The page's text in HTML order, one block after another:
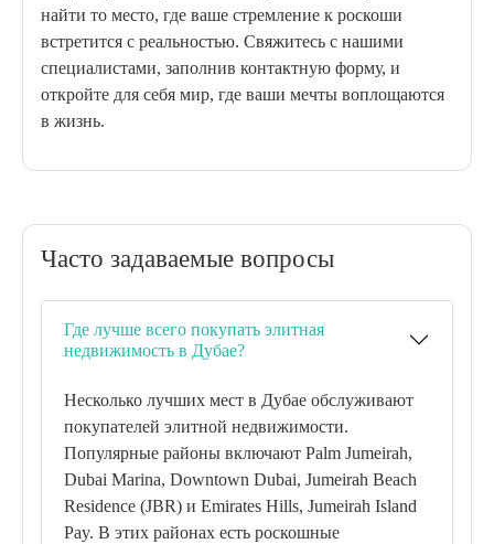
найти то место, где ваше стремление к роскоши
встретится с реальностью. Свяжитесь с нашими
специалистами, заполнив контактную форму, и
откройте для себя мир, где ваши мечты воплощаются
в жизнь.
Часто задаваемые вопросы
Где лучше всего покупать элитная
недвижимость в Дубае?
Несколько лучших мест в Дубае обслуживают
покупателей элитной недвижимости.
Популярные районы включают Palm Jumeirah,
Dubai Marina, Downtown Dubai, Jumeirah Beach
Residence (JBR) и Emirates Hills, Jumeirah Island
Pay. В этих районах есть роскошные